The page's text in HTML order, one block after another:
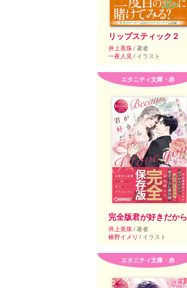
リップスティック２
井上美珠 / 著者
一夜人見 / イラスト
エタニティ文庫・赤
完全版君が好きだから
井上美珠 / 著者
椿野イメリ / イラスト
エタニティ文庫・赤